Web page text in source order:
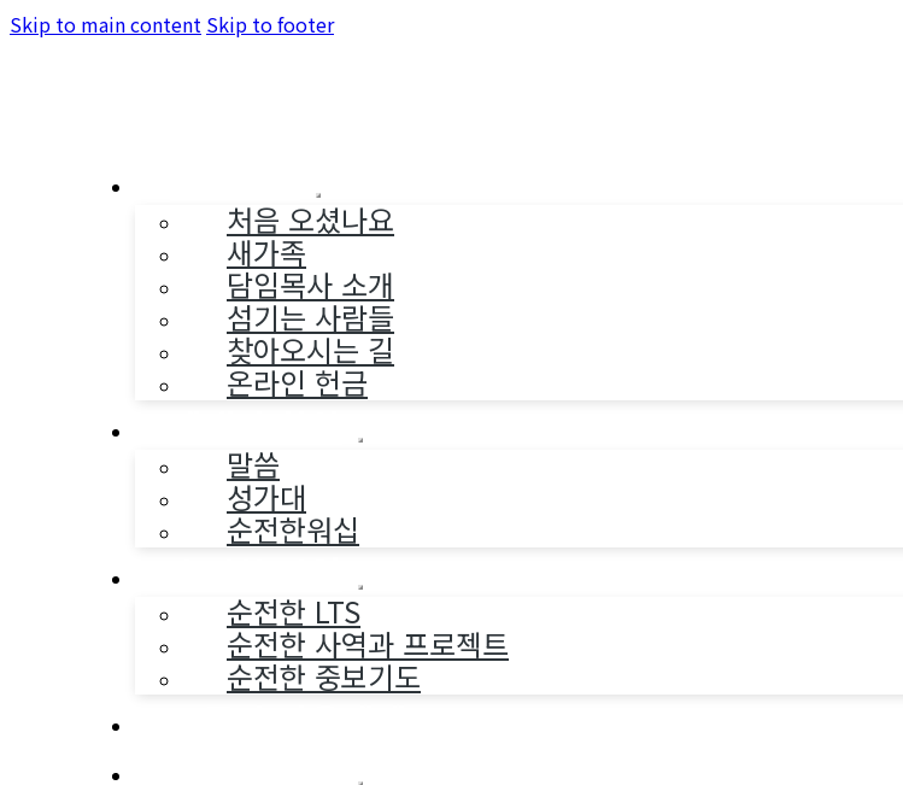
Skip to main content Skip to footer
처음 오셨나요
새가족
담임목사 소개
섬기는 사람들
찾아오시는 길
온라인 헌금
말씀
성가대
순전한워십
순전한 LTS
순전한 사역과 프로젝트
순전한 중보기도